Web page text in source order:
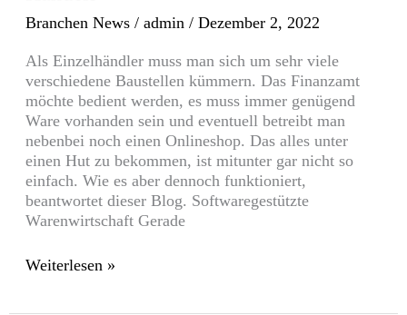
Branchen News /admin/Dezember 2, 2022
Als Einzelhändler muss man sich um sehr viele
verschiedene Baustellen kümmern. Das Finanzamt
möchte bedient werden, es muss immer genügend
Ware vorhanden sein und eventuell betreibt man
nebenbei noch einen Onlineshop. Das alles unter
einen Hut zu bekommen, ist mitunter gar nicht so
einfach. Wie es aber dennoch funktioniert,
beantwortet dieser Blog. Softwaregestützte
Warenwirtschaft Gerade
Weiterlesen »